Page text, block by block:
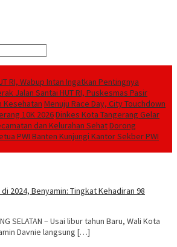
RI, Wabup Intan Ingatkan Pentingnya
Jalan Santai HUT RI, Puskesmas Pasir
Kesehatan Menuju Race Day, City Touchdown
10K 2026Dinkes Kota Tangerang Gelar
dan Kelurahan SehatDorong
PWI Banten Kunjungi Kantor Sekber PWI
2024, Benyamin: Tingkat Kehadiran 98
SELATAN – Usai libur tahun Baru, Wali Kota
Davnie langsung […]